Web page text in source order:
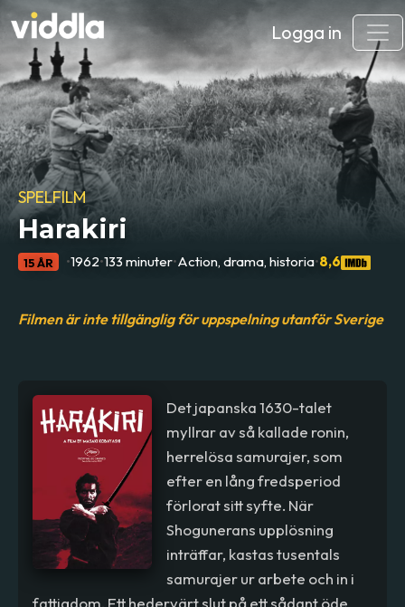
Logga in
SPELFILM
Harakiri
15 ÅR •1962•133 minuter•Action, drama, historia•8,6
Filmen är inte tillgänglig för uppspelning utanför Sverige
Det japanska 1630-talet
myllrar av så kallade ronin,
herrelösa samurajer, som
efter en lång fredsperiod
förlorat sitt syfte. När
Shogunerans upplösning
inträffar, kastas tusentals
samurajer ur arbete och in i
fattigdom. Ett hedervärt slut på ett sådant öde